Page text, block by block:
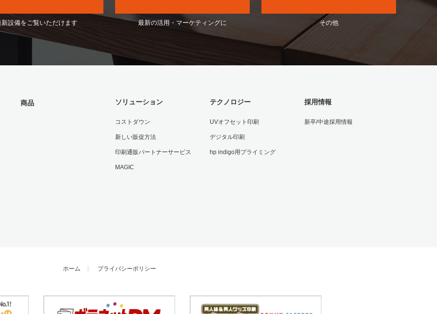
新設備をご覧いただけます 最新の活用・マーケティングに その他
商品 ソリューション
コストダウン
新しい販促方法
印刷通販パートナーサービス
MAGIC
テクノロジー
UVオフセット印刷
デジタル印刷
hp indigo用プライミング
採用情報
新卒/中途採用情報
ホーム プライバシーポリシー